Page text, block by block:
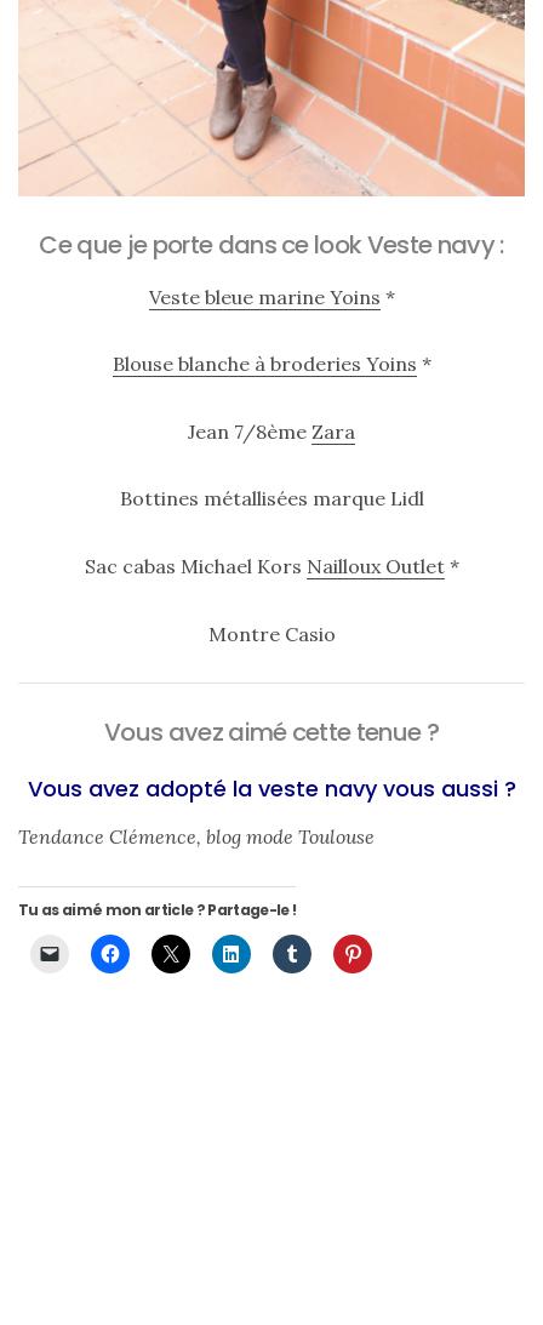
Ce que je porte dans ce look Veste navy :
Veste bleue marine Yoins *
Blouse blanche à broderies Yoins *
Jean 7/8ème Zara
Bottines métallisées marque Lidl
Sac cabas Michael Kors Nailloux Outlet*
Montre Casio
Vous avez aimé cette tenue ?
Vous avez adopté la veste navy vous aussi ?
Tendance Clémence, blog mode Toulouse
Tu as aimé mon article ? Partage-le !